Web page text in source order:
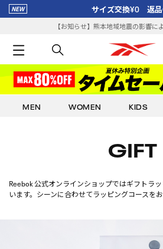
サイズ交換¥0 返
【お知らせ】熊本地域地震の影響に
MEN WOMEN KIDS
GIFT
Reebok 公式オンラインショップではギフトラ
います。 シーンに合わせてラッピングコースを